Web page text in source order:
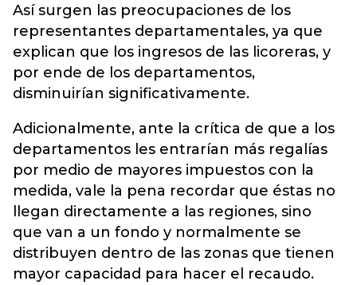
Así surgen las preocupaciones de los
representantes departamentales, ya que
explican que los ingresos de las licoreras, y
por ende de los departamentos,
disminuirían significativamente.
Adicionalmente, ante la crítica de que a los
departamentos les entrarían más regalías
por medio de mayores impuestos con la
medida, vale la pena recordar que éstas no
llegan directamente a las regiones, sino
que van a un fondo y normalmente se
distribuyen dentro de las zonas que tienen
mayor capacidad para hacer el recaudo.